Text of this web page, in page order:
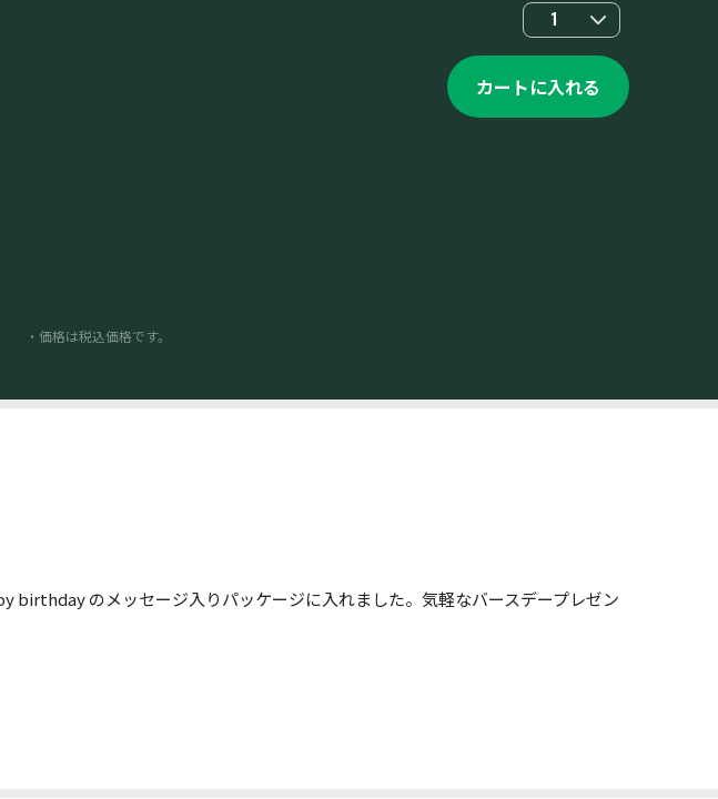
1
カートに入れる
・価格は税込価格です。
birthday のメッセージ入りパッケージに入れました。気軽なバースデープレゼン